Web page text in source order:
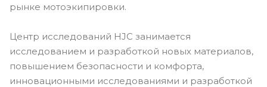
рынке мотоэкипировки.
Центр исследований HJC занимается
исследованием и разработкой новых материалов,
повышением безопасности и комфорта,
инновационными исследованиями и разработкой